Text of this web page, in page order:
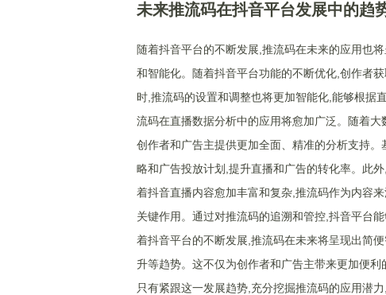
未来推流码在抖音平台发展中的趋
随着抖音平台的不断发展,推流码在未来的应用也
和智能化。随着抖音平台功能的不断优化,创作者
时,推流码的设置和调整也将更加智能化,能够根据
流码在直播数据分析中的应用将愈加广泛。随着
创作者和广告主提供更加全面、精准的分析支持
略和广告投放计划,提升直播和广告的转化率。此
着抖音直播内容愈加丰富和复杂,推流码作为内容
关键作用。通过对推流码的追溯和管控,抖音平台
着抖音平台的不断发展,推流码在未来将呈现出简
升等趋势。这不仅为创作者和广告主带来更加便
只有紧跟这一发展趋势,充分挖掘推流码的应用潜